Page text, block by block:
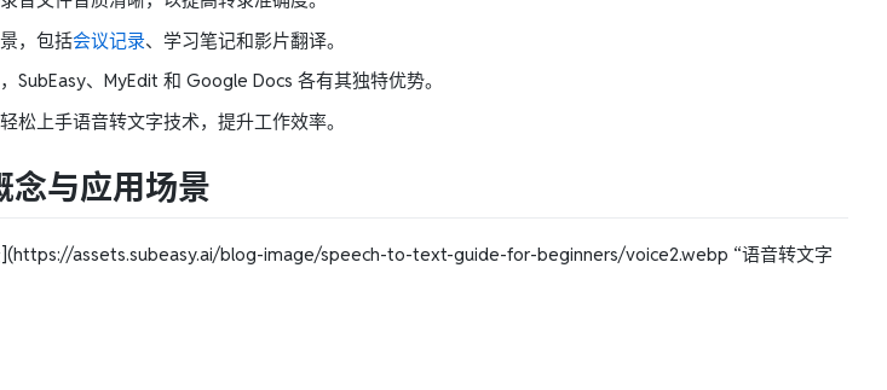
，包括会议记录、学习笔记和影片翻译。
SubEasy、MyEdit 和 Google Docs 各有其独特优势。
松上手语音转文字技术，提升工作效率。
念与应用场景
assets.subeasy.ai/blog-image/speech-to-text-guide-for-beginners/voice2.webp “语音转文字